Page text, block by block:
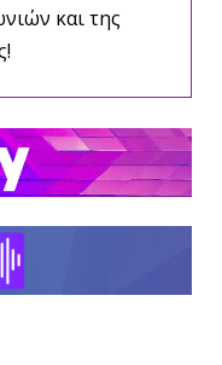
και της